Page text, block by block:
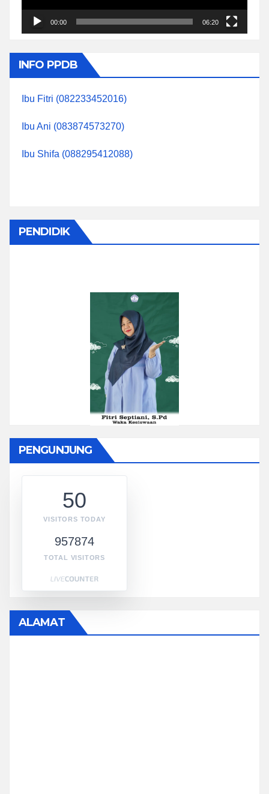
00:00 06:20
INFO PPDB
Ibu Fitri (082233452016)
Ibu Ani (083874573270)
Ibu Shifa (088295412088)
PENDIDIK
PENGUNJUNG
50
VISITORS TODAY
957874
TOTAL VISITORS
ALAMAT